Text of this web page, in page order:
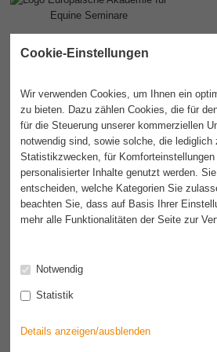
Akademie
Cookie-Einstellungen
Wir verwenden Cookies, um Ihnen ein
zu bieten. Dazu zählen Cookies, die für
für die Steuerung unserer kommerziellen
notwendig sind, sowie solche, die lediglich
Statistikzwecken, für Komforteinstellungen
personalisierter Inhalte genutzt werden.
entscheiden, welche Kategorien Sie
beachten Sie, dass auf Basis Ihrer
mehr alle Funktionalitäten der Seite zur
Notwendig
Statistik
Details anzeigen/ausblenden